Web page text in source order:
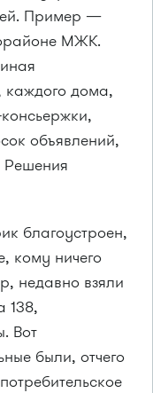
Пример —
МЖК.
каждого дома,
,
объявлений,
Решения
благоустроен,
кому ничего
недавно взяли
138,
Вот
были, отчего